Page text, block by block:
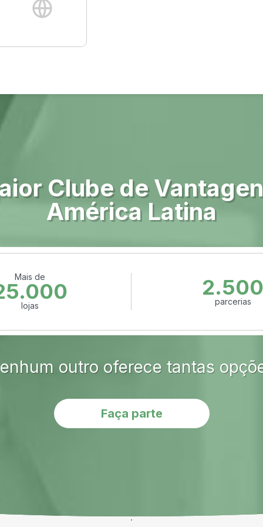
Clube de
América Latina
Mais de
lojas
2.500
parcerias
outro oferece tantas
Faça parte